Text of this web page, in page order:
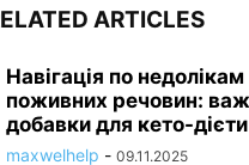
ARTICLES
Навігація по недолікам
поживних речовин:
добавки для кето-дієти
maxwelhelp - 09.11.2025